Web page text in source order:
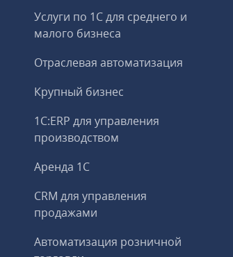
Услуги по 1С для среднего и
малого бизнеса
Отраслевая автоматизация
Крупный бизнес
1С:ERP для управления
производством
Аренда 1С
CRM для управления
продажами
Автоматизация розничной